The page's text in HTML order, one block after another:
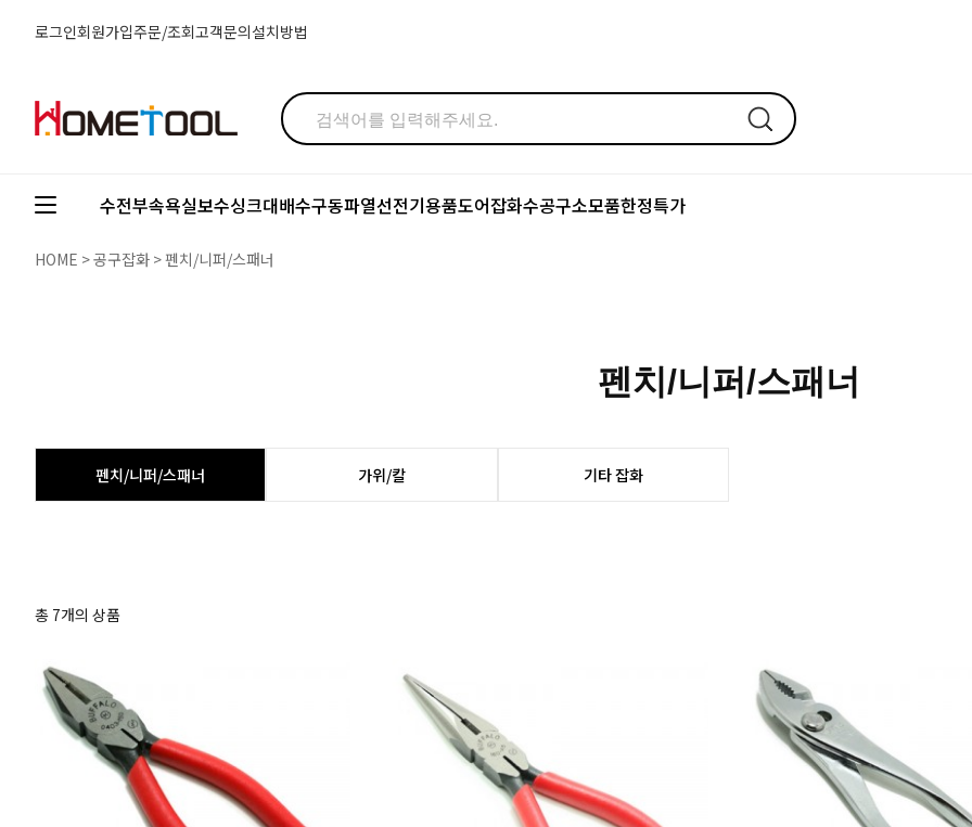
로그인회원가입주문/조회고객문의설치방법
수전부속욕실보수싱크대배수구동파열선전기용품도어잡화수공구소모품한정특가
HOME >공구잡화 >펜치/니퍼/스패너
펜치/니퍼/스패너
펜치/니퍼/스패너 가위/칼 기타 잡화
총 7개의 상품